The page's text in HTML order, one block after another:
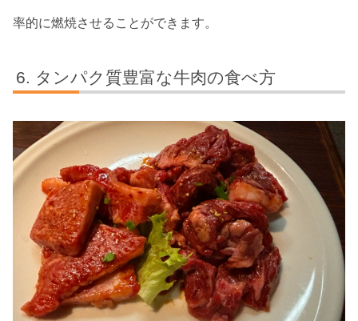
率的に燃焼させることができます。
タンパク質豊富な牛肉の食べ方